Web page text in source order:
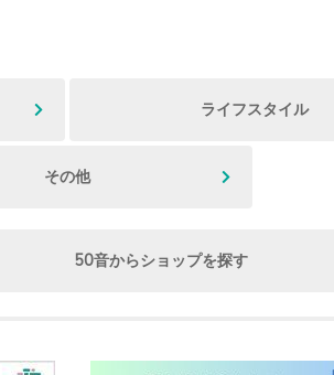
ライフスタイル
その他
50音からショップを探す